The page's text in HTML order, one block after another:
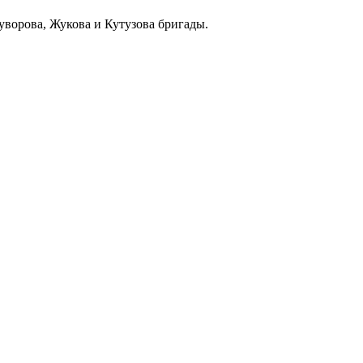
Жукова и Кутузова бригады.